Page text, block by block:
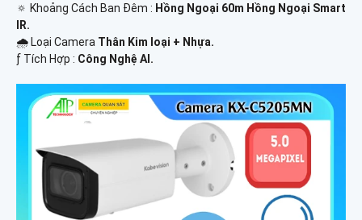
🔅 Khoảng Cách Ban Đêm : Hồng Ngoại 60m Hồng Ngoại Smart
IR.
🌧️ Loại Camera Thân Kim loại + Nhựa.
️ƒ Tích Hợp : Công Nghệ AI.